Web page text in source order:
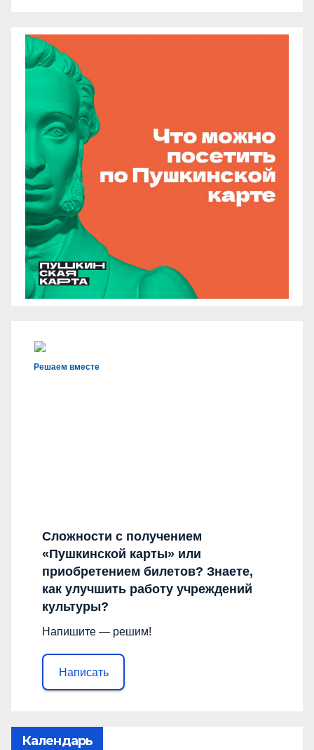
Решаем вместе
Сложности с получением
«Пушкинской карты» или
приобретением билетов? Знаете,
как улучшить работу учреждений
культуры?
Напишите — решим!
Написать
Календарь